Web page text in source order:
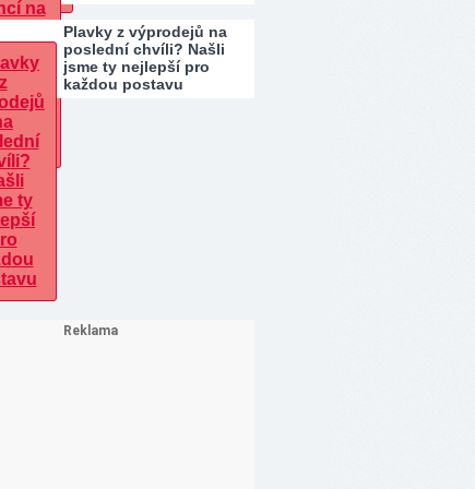
Plavky z výprodejů na
poslední chvíli? Našli
jsme ty nejlepší pro
každou postavu